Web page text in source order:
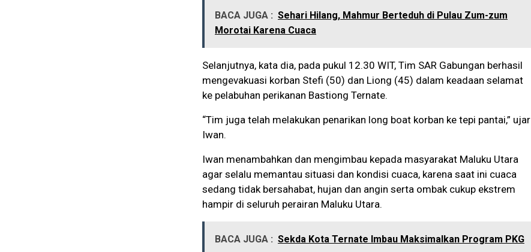
BACA JUGA : Sehari Hilang, Mahmur Berteduh di Pulau Zum-zum
Morotai Karena Cuaca
Selanjutnya, kata dia, pada pukul 12.30 WIT, Tim SAR Gabungan berhasil
mengevakuasi korban Stefi (50) dan Liong (45) dalam keadaan selamat
ke pelabuhan perikanan Bastiong Ternate.
“Tim juga telah melakukan penarikan long boat korban ke tepi pantai,” ujar
Iwan.
Iwan menambahkan dan mengimbau kepada masyarakat Maluku Utara
agar selalu memantau situasi dan kondisi cuaca, karena saat ini cuaca
sedang tidak bersahabat, hujan dan angin serta ombak cukup ekstrem
hampir di seluruh perairan Maluku Utara.
BACA JUGA : Sekda Kota Ternate Imbau Maksimalkan Program PKG